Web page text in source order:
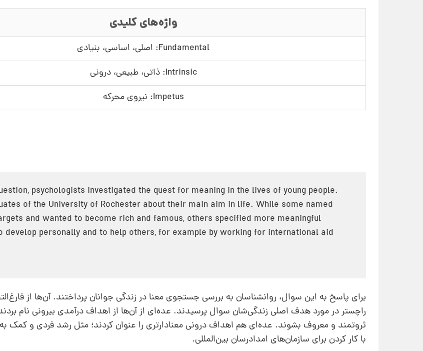
واژه‌های کلیدی
Fundamental: اصلی، اساسی، بنیادی
Intrinsic: ذاتی، طبیعی، درونی
Impetus: نیروی محرکه
psychologists investigated the quest for meaning in the lives of young people.
of the University of Rochester about their main aim in life. While some named
and wanted to become rich and famous, others specified more meaningful
develop personally and to help others, for example by working for international aid
برای پاسخ به این سوال، روانشناسان به بررسی جستجوی معنا در زندگی جوانان پرداختند. آن‌ها از
راچستر در مورد هدف اصلی زندگی‌شان سوال پرسیدند. عده‌ای از آن‌ها از اهداف درآمدی بیرونی نام
ثروتمند و معروف بشوند. عده‌ای هم اهداف درونی معنادارتری را عنوان کردند؛ مثل رشد فردی و کمک به
با کار کردن برای سازمان‌های امدادرسان بین‌المللی.